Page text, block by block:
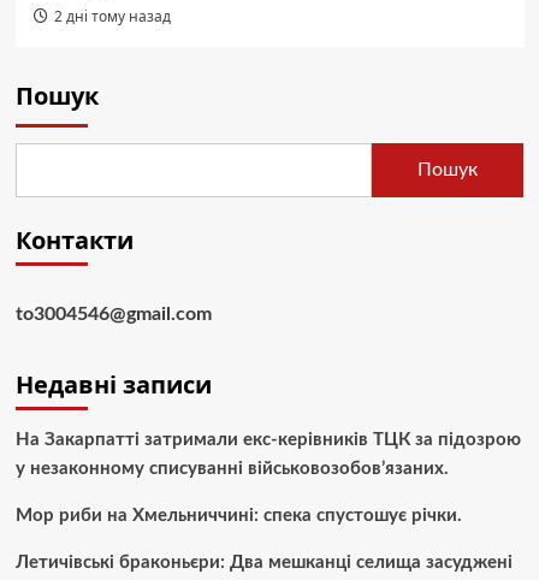
2 дні тому назад
Пошук
Пошук
Контакти
to3004546@gmail.com
Недавні записи
На Закарпатті затримали екс-керівників ТЦК за підозрою
у незаконному списуванні військовозобов’язаних.
Мор риби на Хмельниччині: спека спустошує річки.
Летичівські браконьєри: Два мешканці селища засуджені